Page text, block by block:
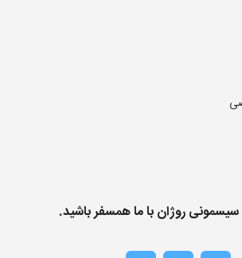
سیسمونی روژان با ما همسفر باشید.